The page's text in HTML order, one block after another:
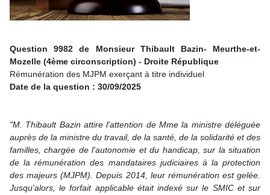
Question 9982 de Monsieur Thibault Bazin- Meurthe-et-
Mozelle (4ème circonscription) - Droite République
Rémunération des MJPM exerçant à titre individuel
Date de la question : 30/09/2025
"M. Thibault Bazin attire l'attention de Mme la ministre déléguée
auprès de la ministre du travail, de la santé, de la solidarité et des
familles, chargée de l'autonomie et du handicap, sur la situation
de la rémunération des mandataires judiciaires à la protection
des majeurs (MJPM). Depuis 2014, leur rémunération est gelée.
Jusqu'alors, le forfait applicable était indexé sur le SMIC et sur